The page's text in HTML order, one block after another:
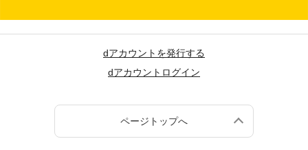
dアカウントを発行する
dアカウントログイン
ページトップへ